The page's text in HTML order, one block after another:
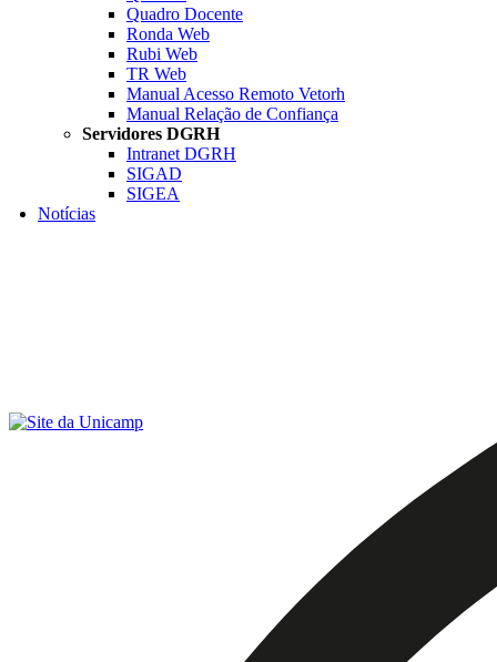
Quadro Docente
Ronda Web
Rubi Web
TR Web
Manual Acesso Remoto Vetorh
Manual Relação de Confiança
Servidores DGRH
Intranet DGRH
SIGAD
SIGEA
Notícias